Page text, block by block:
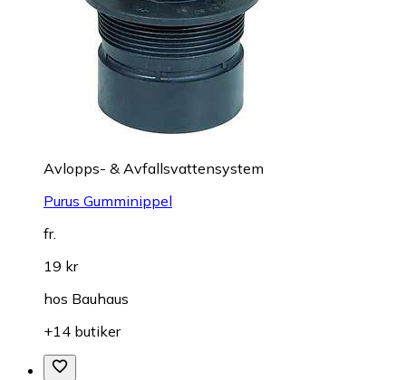
Avlopps- & Avfallsvattensystem
Purus Gumminippel
fr.
19 kr
hos Bauhaus
+14 butiker